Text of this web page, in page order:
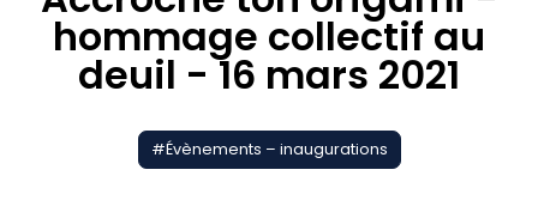
hommage collectif au
deuil - 16 mars 2021
#Évènements – inaugurations